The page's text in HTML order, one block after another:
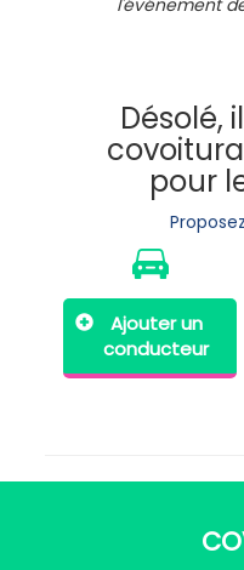
l'événement
Désolé,
pour
Ajouter un
conducteur